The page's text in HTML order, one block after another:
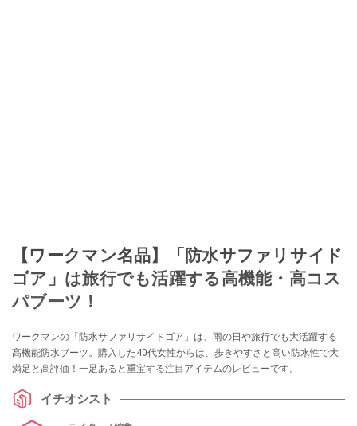
【ワークマン名品】「防水サファリサイド
ゴア」は旅行でも活躍する高機能・高コス
パブーツ！
ワークマンの「防水サファリサイドゴア」は、雨の日や旅行でも大活躍する
高機能防水ブーツ。購入した40代女性からは、歩きやすさと高い防水性で大
満足と高評価！一足あると重宝する注目アイテムのレビューです。
イチオシスト